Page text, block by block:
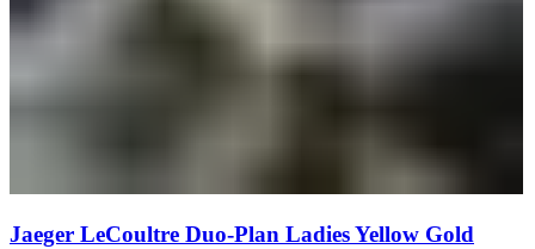
Jaeger LeCoultre Duo-Plan Ladies Yellow Gold